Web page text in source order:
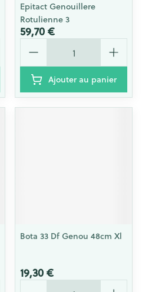
Epitact Genouillere
Rotulienne 3
59,70 €
Quantité
Ajouter au panier
Bota 33 Df Genou 48cm Xl
19,30 €
Quantité